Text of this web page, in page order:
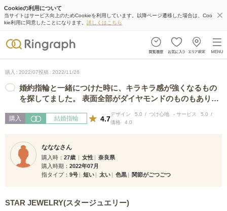
Cookieの利用について
当サイトはサービス向上のためCookieを利用しています。以降ページ遷移した場合は、Coo
kie利用に同意したことになります。 詳しくはこちら
購入 2022/07投稿 2022/11/26
婚約指輪と一緒につけた時に、キラキラ感が強くなるもの
を探してました。 表面全部がダイヤモンドのものもありま
購入 結婚指輪 4.7
デザイン 5.0 つけ心地 - サービス
5.0
価格
4.0
なななさん
購入時 27歳 女性
奈良県
購入時期
2022年07月
指タイプ
9号 短い 太い 色黒 関節がごつごつ
STAR JEWELRY(スタージュエリー)